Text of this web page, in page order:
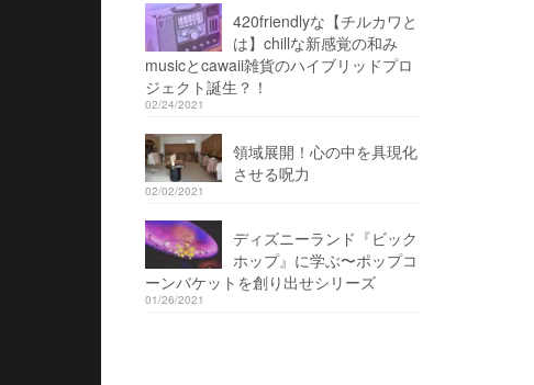
420friendlyな【チルカワと
は】chillな新感覚の和み
musicとcawaii雑貨のハイブリッドプロ
ジェクト誕生？！
02/24/2021
領域展開！心の中を具現化
させる呪力
02/02/2021
ディズニーランド『ビック
ホップ』に学ぶ〜ポップコ
ーンバケットを創り出せシリーズ
01/26/2021